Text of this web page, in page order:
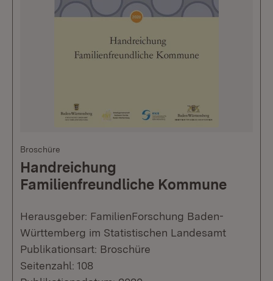
Broschüre
Handreichung
Familienfreundliche Kommune
Herausgeber: FamilienForschung Baden-
Württemberg im Statistischen Landesamt
Publikationsart: Broschüre
Seitenzahl: 108